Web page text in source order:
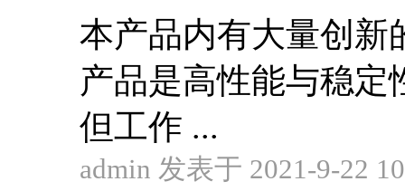
本产品内有大量创新
产品是高性能与稳定
但工作 ...
admin 发表于 2021-9-22